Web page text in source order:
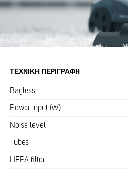
ΤΕΧΝΙΚΉ ΠΕΡΙΓΡΑΦΉ
Bagless
Power input (W)
Noise level
Tubes
HEPA filter